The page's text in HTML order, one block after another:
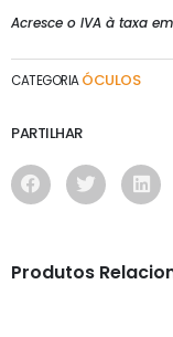
Acresce o IVA à taxa
CATEGORIA ÓCULOS
PARTILHAR
Produtos